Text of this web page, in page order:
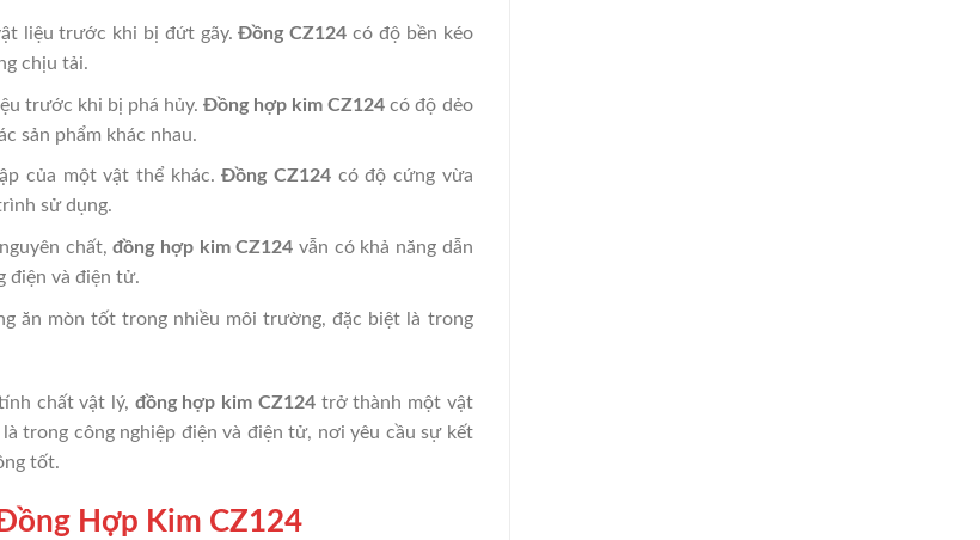
liệu trước khi bị đứt gãy.Đồng CZ124 có độ bền kéo
chịu tải.
trước khi bị phá hủy.Đồng hợp kim CZ124 có độ dẻo
sản phẩm khác nhau.
của một vật thể khác.Đồng CZ124có độ cứng vừa
sử dụng.
chất,đồng hợp kim CZ124 vẫn có khả năng dẫn
điện và điện tử.
ăn mòn tốt trong nhiều môi trường, đặc biệt là trong
chất vật lý, đồng hợp kim CZ124trở thành một vật
trong công nghiệp điện và điện tử, nơi yêu cầu sự kết
tốt.
Hợp Kim CZ124